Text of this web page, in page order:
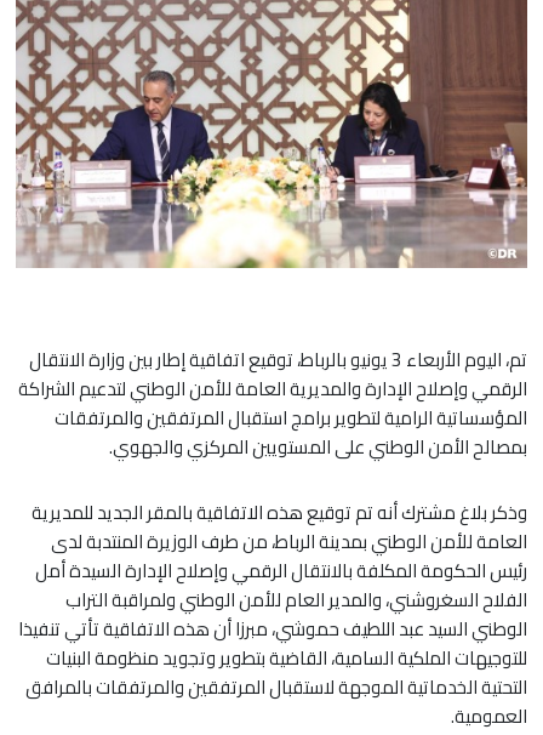
تم، اليوم الأربعاء 3 يونيو بالرباط، توقيع اتفاقية إطار بين وزارة الانتقال
الرقمي وإصلاح الإدارة والمديرية العامة للأمن الوطني لتدعيم الشراكة
المؤسساتية الرامية لتطوير برامج استقبال المرتفقين والمرتفقات
بمصالح الأمن الوطني على المستويين المركزي والجهوي.
وذكر بلاغ مشترك أنه تم توقيع هذه الاتفاقية بالمقر الجديد للمديرية
العامة للأمن الوطني بمدينة الرباط، من طرف الوزيرة المنتدبة لدى
رئيس الحكومة المكلفة بالانتقال الرقمي وإصلاح الإدارة السيدة أمل
الفلاح السغروشني، والمدير العام للأمن الوطني ولمراقبة التراب
الوطني السيد عبد اللطيف حموشي، مبرزا أن هذه الاتفاقية تأتي تنفيذا
للتوجيهات الملكية السامية، القاضية بتطوير وتجويد منظومة البنيات
التحتية الخدماتية الموجهة لاستقبال المرتفقين والمرتفقات بالمرافق
العمومية.